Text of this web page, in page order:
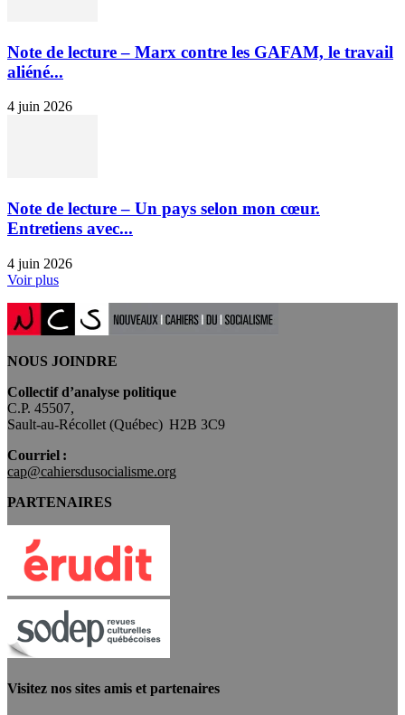
Note de lecture – Marx contre les GAFAM, le travail
aliéné...
4 juin 2026
Note de lecture – Un pays selon mon cœur.
Entretiens avec...
4 juin 2026
Voir plus
NOUS JOINDRE
Collectif d’analyse politique
C.P. 45507,
Sault-au-Récollet (Québec) H2B 3C9
Courriel :
cap@cahiersdusocialisme.org
PARTENAIRES
Visitez nos sites amis et partenaires